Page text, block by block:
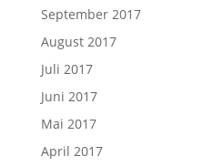
September 2017
August 2017
Juli 2017
Juni 2017
Mai 2017
April 2017